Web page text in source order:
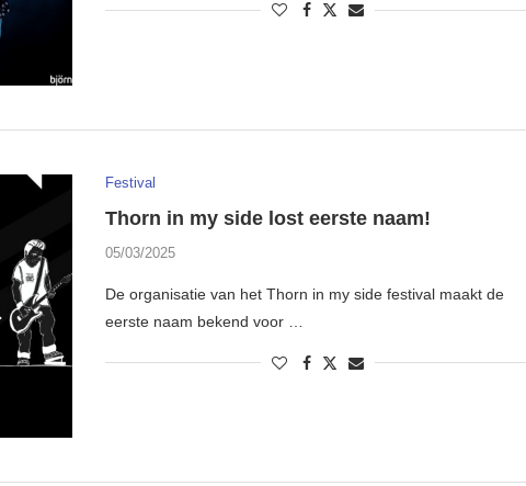
Festival
Thorn in my side lost eerste naam!
05/03/2025
De organisatie van het Thorn in my side festival maakt de
eerste naam bekend voor …